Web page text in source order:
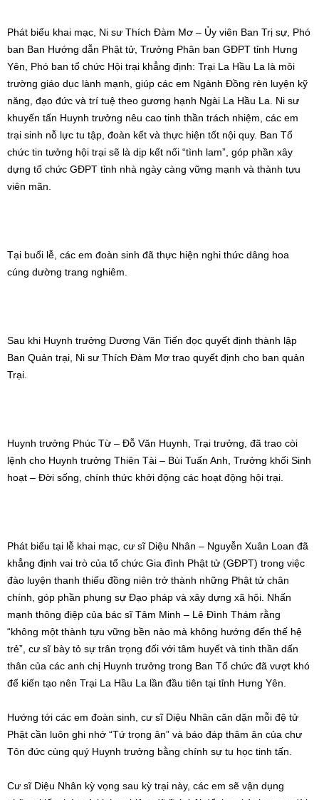
Tại buổi lễ, các em đoàn sinh đã thực hiện nghi thức dâng hoa
cúng dường trang nghiêm.
Sau khi Huynh trưởng Dương Văn Tiến đọc quyết định thành lập
Ban Quản trại, Ni sư Thích Đàm Mơ trao quyết định cho ban quản
Trại.
Huynh trưởng Phúc Từ – Đỗ Văn Huynh, Trại trưởng, đã trao còi
lệnh cho Huynh trưởng Thiên Tài – Bùi Tuấn Anh, Trưởng khối Sinh
Phát biểu tại lễ khai mạc, cư sĩ Diệu Nhân – Nguyễn Xuân Loan đã
khẳng định vai trò của tổ chức Gia đình Phật tử (GĐPT) trong việc
“không một thành tựu vững bền nào mà không hướng đến thế hệ
trẻ”, cư sĩ bày tỏ sự trân trọng đối với tâm huyết và tinh thần dấn
thân của các anh chị Huynh trưởng trong Ban Tổ chức đã vượt khó
Phật cần luôn ghi nhớ “Tứ trọng ân” và báo đáp thâm ân của chư
Tôn đức cùng quý Huynh trưởng bằng chính sự tu học tinh tấn.
Cư sĩ Diệu Nhân kỳ vọng sau kỳ trại này, các em sẽ vận dụng
những kiến thức và kinh nghiệm đã lĩnh hội để thực hành trong đời
sống hàng ngày; giữ vững tinh thần Bi – Trí – Dũng để xứng đáng
là những sứ giả Như Lai, góp phần đưa tổ chức GĐPT tỉnh nhà
ngày càng phát triển bền vững.
Tại lễ khai mạc Trại La Hầu La – Họp bạn Ngành Đồng lần thứ I
của GĐPT tỉnh Hưng Yên, Đại đức Thích Thanh Vượng – Ủy viên
thiện Phật giáo tỉnh đã có lời đạo từ sách tấn đầy ý nghĩa.